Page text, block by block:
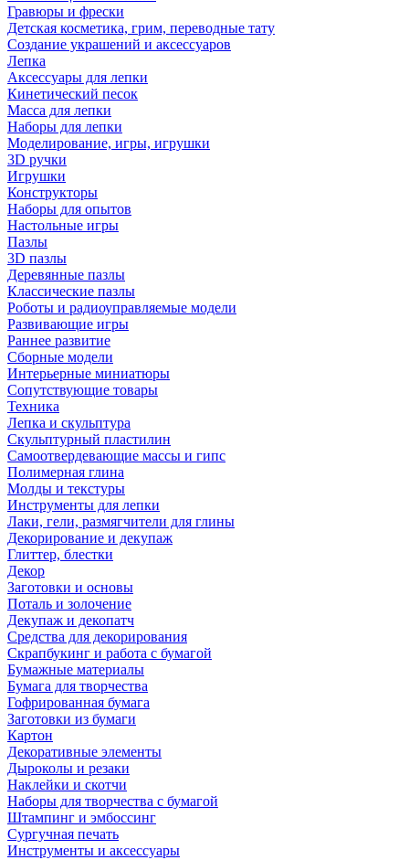
Гравюры и фрески
Детская косметика, грим, переводные тату
Создание украшений и аксессуаров
Лепка
Аксессуары для лепки
Кинетический песок
Масса для лепки
Наборы для лепки
Моделирование, игры, игрушки
3D ручки
Игрушки
Конструкторы
Наборы для опытов
Настольные игры
Пазлы
3D пазлы
Деревянные пазлы
Классические пазлы
Роботы и радиоуправляемые модели
Развивающие игры
Раннее развитие
Сборные модели
Интерьерные миниатюры
Сопутствующие товары
Техника
Лепка и скульптура
Скульптурный пластилин
Самоотвердевающие массы и гипс
Полимерная глина
Молды и текстуры
Инструменты для лепки
Лаки, гели, размягчители для глины
Декорирование и декупаж
Глиттер, блестки
Декор
Заготовки и основы
Поталь и золочение
Декупаж и декопатч
Средства для декорирования
Скрапбукинг и работа с бумагой
Бумажные материалы
Бумага для творчества
Гофрированная бумага
Заготовки из бумаги
Картон
Декоративные элементы
Дыроколы и резаки
Наклейки и скотчи
Наборы для творчества с бумагой
Штампинг и эмбоссинг
Сургучная печать
Инструменты и аксессуары